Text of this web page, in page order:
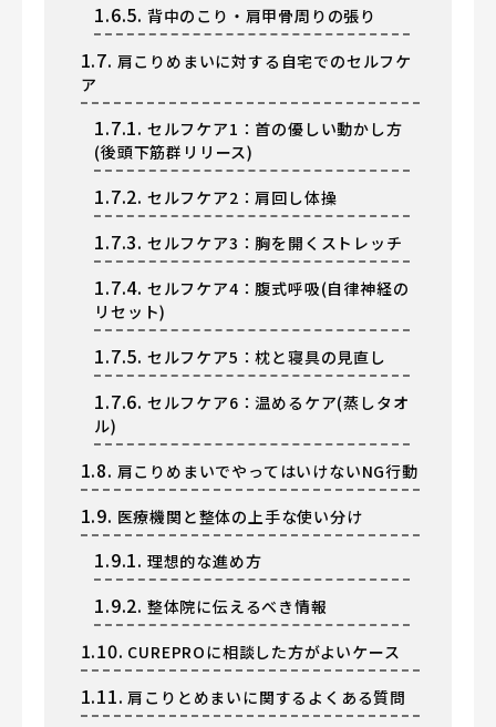
1.6.5. 背中のこり・肩甲骨周りの張り
1.7. 肩こりめまいに対する自宅でのセルフケ
ア
1.7.1. セルフケア1：首の優しい動かし方
(後頭下筋群リリース)
1.7.2. セルフケア2：肩回し体操
1.7.3. セルフケア3：胸を開くストレッチ
1.7.4. セルフケア4：腹式呼吸(自律神経の
リセット)
1.7.5. セルフケア5：枕と寝具の見直し
1.7.6. セルフケア6：温めるケア(蒸しタオ
ル)
1.8. 肩こりめまいでやってはいけないNG行動
1.9. 医療機関と整体の上手な使い分け
1.9.1. 理想的な進め方
1.9.2. 整体院に伝えるべき情報
1.10. CUREPROに相談した方がよいケース
1.11. 肩こりとめまいに関するよくある質問